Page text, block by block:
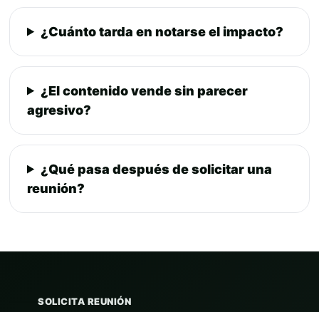
¿Cuánto tarda en notarse el impacto?
¿El contenido vende sin parecer
agresivo?
¿Qué pasa después de solicitar una
reunión?
SOLICITA REUNIÓN